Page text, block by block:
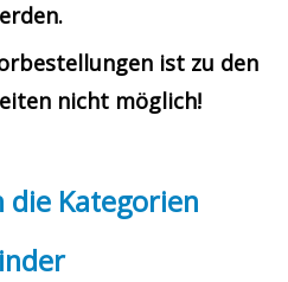
ist zu den
nicht möglich!
Kategorien